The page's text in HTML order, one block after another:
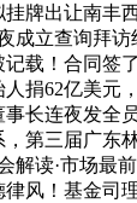
牌出让南丰
成立查询拜
载！合同签
捐62亿美元
长连夜发全
第三届广东
解读·市场最
风！基金司